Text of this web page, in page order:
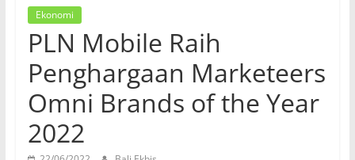
Ekonomi
PLN Mobile Raih
Penghargaan Marketeers
Omni Brands of the Year
2022